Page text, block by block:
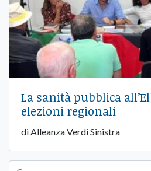
La sanità pubblica
elezioni regionali
di Alleanza Verdi Sinistra